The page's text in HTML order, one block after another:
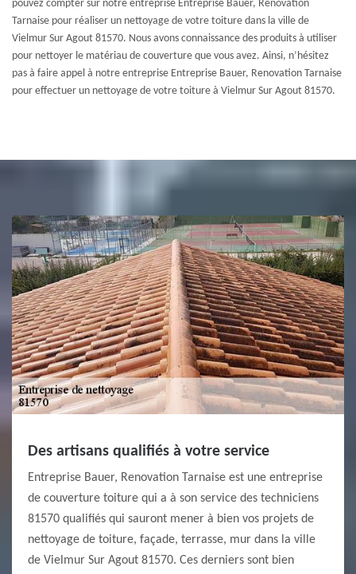
pouvez compter sur notre entreprise Entreprise Bauer, Renovation
Tarnaise pour réaliser un nettoyage de votre toiture dans la ville de
Vielmur Sur Agout 81570. Nous avons connaissance des produits à utiliser
pour nettoyer le matériau de couverture que vous avez. Ainsi, n’hésitez
pas à faire appel à notre entreprise Entreprise Bauer, Renovation Tarnaise
pour effectuer un nettoyage de votre toiture à Vielmur Sur Agout 81570.
Des artisans qualifiés à votre service
Entreprise Bauer, Renovation Tarnaise est une entreprise
de couverture toiture qui a à son service des techniciens
81570 qualifiés qui sauront mener à bien vos projets de
nettoyage de toiture, façade, terrasse, mur dans la ville
de Vielmur Sur Agout 81570. Ces derniers sont bien